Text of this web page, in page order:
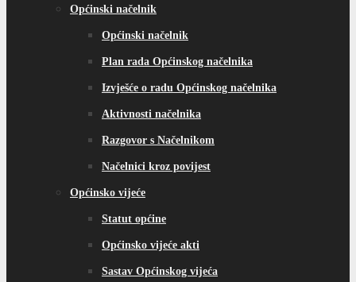
Općinski načelnik
Općinski načelnik
Plan rada Općinskog načelnika
Izvješće o radu Općinskog načelnika
Aktivnosti načelnika
Razgovor s Načelnikom
Načelnici kroz povijest
Općinsko vijeće
Statut općine
Općinsko vijeće akti
Sastav Općinskog vijeća